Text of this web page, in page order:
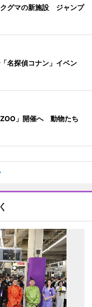
グマの新施設 ジャンプ
名探偵コナン」イベン
」開催へ 動物たち